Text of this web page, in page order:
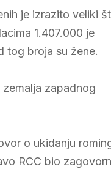
je izrazito veliki
1.407.000 je
tog broja su žene.
zapadnog
o ukidanju
RCC bio